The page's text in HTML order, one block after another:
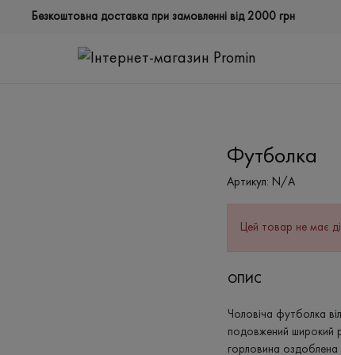
Безкоштовна доставка при замовленні від 2000 грн
Футболка
Артикул: N/A
Цей товар не має
ОПИС
Чоловіча футболка
подовжений широкий
горловина